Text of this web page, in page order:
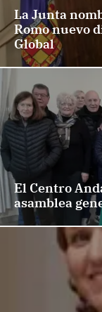
La Junta
Romo nuevo
Global
El Centro
asamblea